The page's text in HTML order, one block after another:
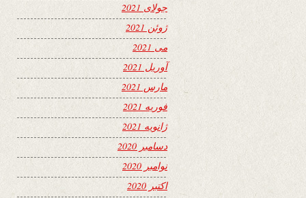
جولای 2021
ژوئن 2021
می 2021
آوریل 2021
مارس 2021
فوریه 2021
ژانویه 2021
دسامبر 2020
نوامبر 2020
اکتبر 2020